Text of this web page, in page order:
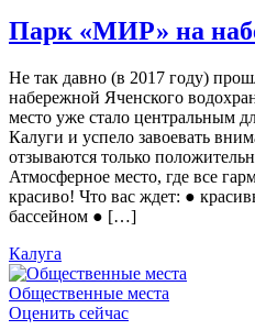
Парк «МИР» на
Не так давно (в 2017 году)
набережной Яченского
место уже стало центральным
Калуги и успело завоевать
отзываются только
Атмосферное место, где все
красиво! Что вас ждет: ●
бассейном ● […]
Калуга
Общественные места
Оценить сейчас